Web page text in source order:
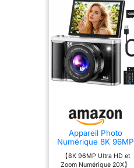
Appareil Photo
Numérique 8K 96MP
avec WiFi, Zoom
Numérique 20X,
【8K 96MP Ultra HD et
Zoom Numérique 20X】